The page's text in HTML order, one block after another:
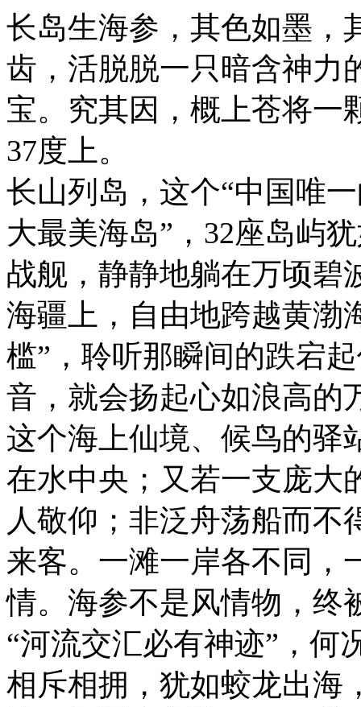
长岛生海参，其色如墨，
齿，活脱脱一只暗含神力
宝。究其因，概上苍将一
37度上。
长山列岛，这个“中国唯
大最美海岛”，32座岛屿
战舰，静静地躺在万顷碧
海疆上，自由地跨越黄渤
槛”，聆听那瞬间的跌宕
音，就会扬起心如浪高的
这个海上仙境、候鸟的驿
在水中央；又若一支庞大
人敬仰；非泛舟荡船而不
来客。一滩一岸各不同，
情。海参不是风情物，终
“河流交汇必有神迹”，何
相斥相拥，犹如蛟龙出海